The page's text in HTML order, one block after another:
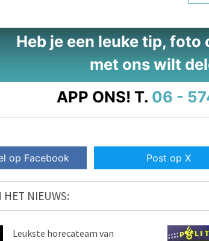
Heb je een leuke tip, foto
met ons wilt
APP ONS! T. 06 -
op Facebook Post op X
HET NIEUWS:
Leukste horecateam van